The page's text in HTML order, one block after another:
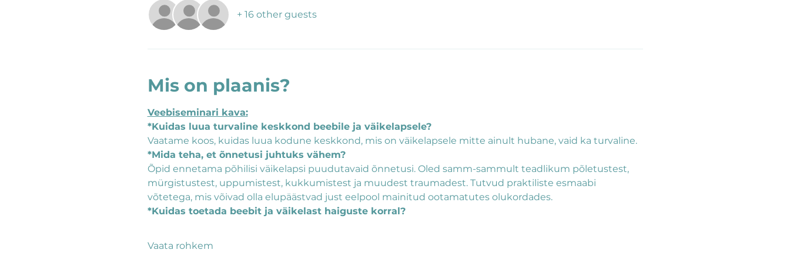
+ 16 other guests
Mis on plaanis?
Veebiseminari kava:
*Kuidas luua turvaline keskkond beebile ja väikelapsele?
Vaatame koos, kuidas luua kodune keskkond, mis on väikelapsele mitte ainult hubane, vaid ka turvaline.
*Mida teha, et õnnetusi juhtuks vähem?
Õpid ennetama põhilisi väikelapsi puudutavaid õnnetusi. Oled samm-sammult teadlikum põletustest,
mürgistustest, uppumistest, kukkumistest ja muudest traumadest. Tutvud praktiliste esmaabi
võtetega, mis võivad olla elupäästvad just eelpool mainitud ootamatutes olukordades.
*Kuidas toetada beebit ja väikelast haiguste korral?
Vaata rohkem